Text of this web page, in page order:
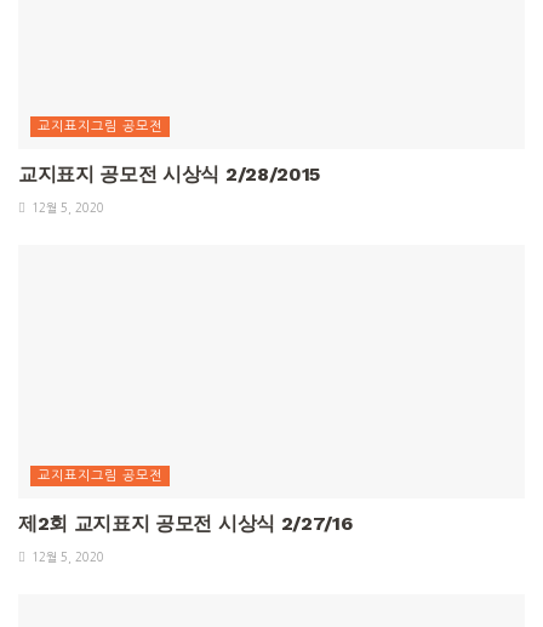
교지표지그림 공모전
교지표지 공모전 시상식 2/28/2015
12월 5, 2020
교지표지그림 공모전
제2회 교지표지 공모전 시상식 2/27/16
12월 5, 2020